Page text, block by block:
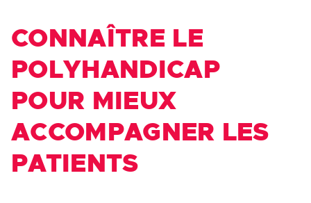
CONNAÎTRE LE
POLYHANDICAP
POUR MIEUX
ACCOMPAGNER LES
PATIENTS